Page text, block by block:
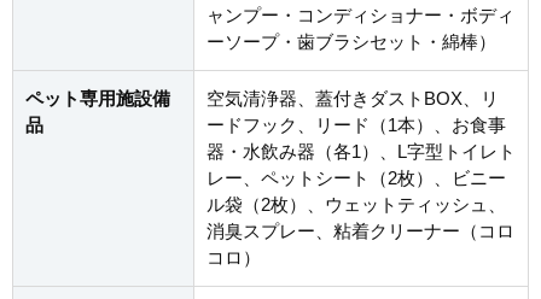
ャンプー・コンディショナー・ボディ
ーソープ・歯ブラシセット・綿棒）
ペット専用施設備
品
空気清浄器、蓋付きダストBOX、リ
ードフック、リード（1本）、お食事
器・水飲み器（各1）、L字型トイレト
レー、ペットシート（2枚）、ビニー
ル袋（2枚）、ウェットティッシュ、
消臭スプレー、粘着クリーナー（コロ
コロ）